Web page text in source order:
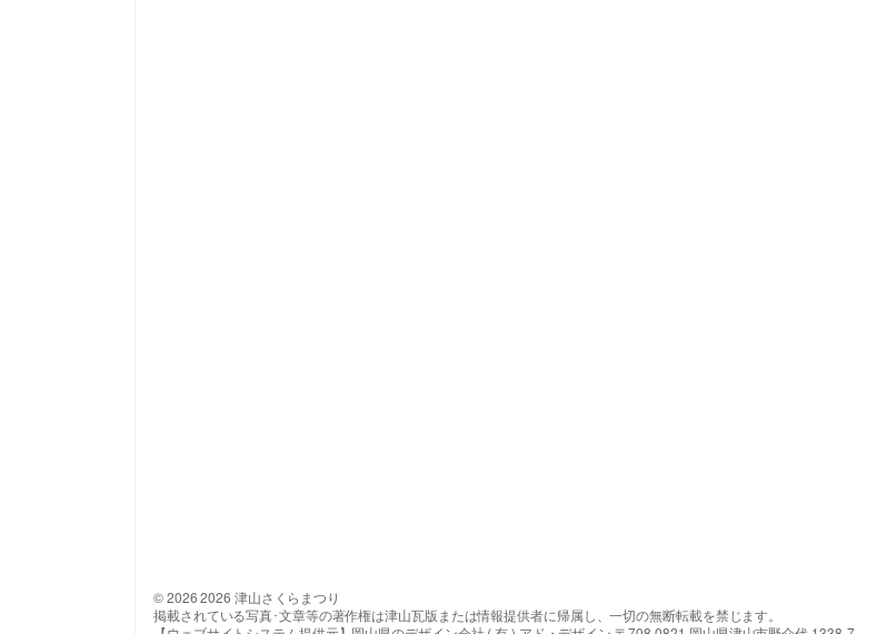
© 2026 2026 津山さくらまつり
掲載されている写真･文章等の著作権は津山瓦版または情報提供者に帰属し、一切の無断転載を禁じます。